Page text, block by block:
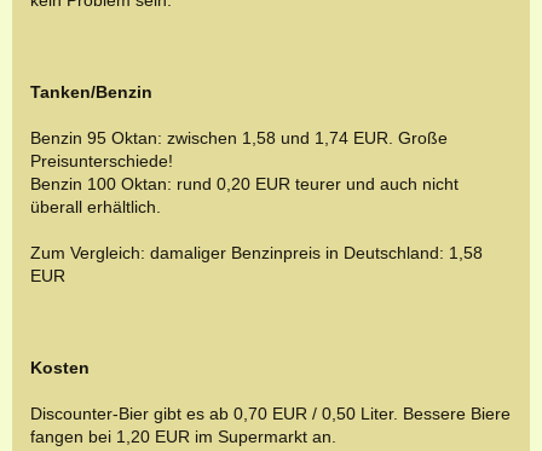
Tanken/Benzin
Benzin 95 Oktan: zwischen 1,58 und 1,74 EUR. Große
Preisunterschiede!
Benzin 100 Oktan: rund 0,20 EUR teurer und auch nicht
überall erhältlich.
Zum Vergleich: damaliger Benzinpreis in Deutschland: 1,58
EUR
Kosten
Discounter-Bier gibt es ab 0,70 EUR / 0,50 Liter. Bessere Biere
fangen bei 1,20 EUR im Supermarkt an.